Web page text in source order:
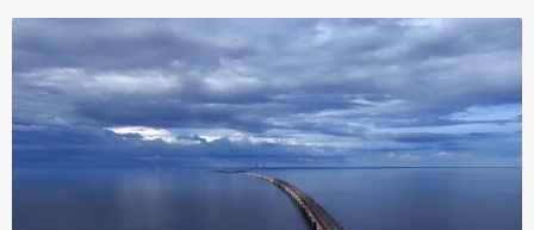
hazırlanmış Aydınlatma Metnimizi okumak ve sitemizde
ilgili mevzuata uygun olarak kullanılan çerezlerle ilgili bilgi
almak için lütfentıklayınız.